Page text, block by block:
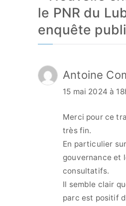
le PNR du
enquête
Antoine
15 mai 2024 à
Merci pour ce
très fin.
En particulier
gouvernance et
consultatifs.
Il semble clair
parc est positif